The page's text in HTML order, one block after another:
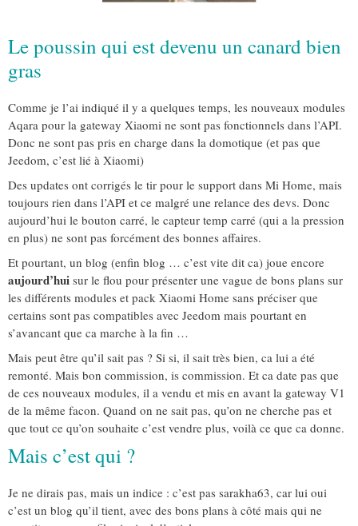
Le poussin qui est devenu un canard bien
gras
Comme je l’ai indiqué il y a quelques temps, les nouveaux modules
Aqara pour la gateway Xiaomi ne sont pas fonctionnels dans l’API.
Donc ne sont pas pris en charge dans la domotique (et pas que
Jeedom, c’est lié à Xiaomi)
Des updates ont corrigés le tir pour le support dans Mi Home, mais
toujours rien dans l’API et ce malgré une relance des devs. Donc
aujourd’hui le bouton carré, le capteur temp carré (qui a la pression
en plus) ne sont pas forcément des bonnes affaires.
Et pourtant, un blog (enfin blog … c’est vite dit ca) joue encore
aujourd’hui sur le flou pour présenter une vague de bons plans sur
les différents modules et pack Xiaomi Home sans préciser que
certains sont pas compatibles avec Jeedom mais pourtant en
s’avancant que ca marche à la fin …
Mais peut être qu’il sait pas ? Si si, il sait très bien, ca lui a été
remonté. Mais bon commission, is commission. Et ca date pas que
de ces nouveaux modules, il a vendu et mis en avant la gateway V1
de la même facon. Quand on ne sait pas, qu’on ne cherche pas et
que tout ce qu’on souhaite c’est vendre plus, voilà ce que ca donne.
Mais c’est qui ?
Je ne dirais pas, mais un indice : c’est pas sarakha63, car lui oui
c’est un blog qu’il tient, avec des bons plans à côté mais qui ne